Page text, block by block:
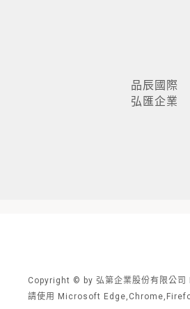
品辰國際
弘匯企業
Copyright © by 弘第企業股份有限公
請使用 Microsoft